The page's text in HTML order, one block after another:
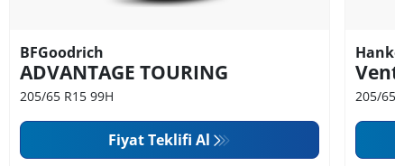
BFGoodrich
ADVANTAGE TOURING
205/65 R15 99H
Fiyat Teklifi Al
205/65